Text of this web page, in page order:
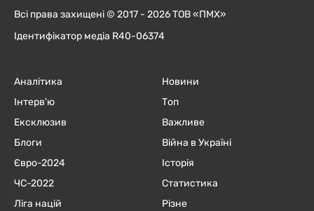
Всі права захищені © 2017 - 2026 ТОВ «ПМХ»
Ідентифікатор медіа R40-06374
Аналітика
Інтерв'ю
Ексклюзив
Блоги
Євро-2024
ЧC-2022
Ліга націй
Новини
Топ
Важливе
Війна в Україні
Історія
Статистика
Різне